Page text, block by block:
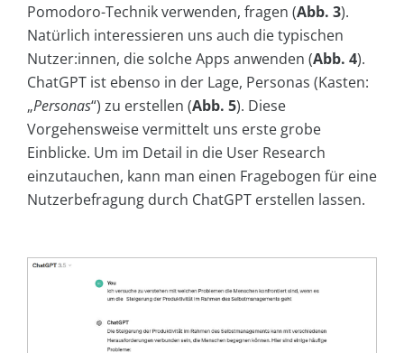
Pomodoro-Technik verwenden, fragen (Abb. 3).
Natürlich interessieren uns auch die typischen
Nutzer:innen, die solche Apps anwenden (Abb. 4).
ChatGPT ist ebenso in der Lage, Personas (Kasten:
„Personas“) zu erstellen (Abb. 5). Diese
Vorgehensweise vermittelt uns erste grobe
Einblicke. Um im Detail in die User Research
einzutauchen, kann man einen Fragebogen für eine
Nutzerbefragung durch ChatGPT erstellen lassen.